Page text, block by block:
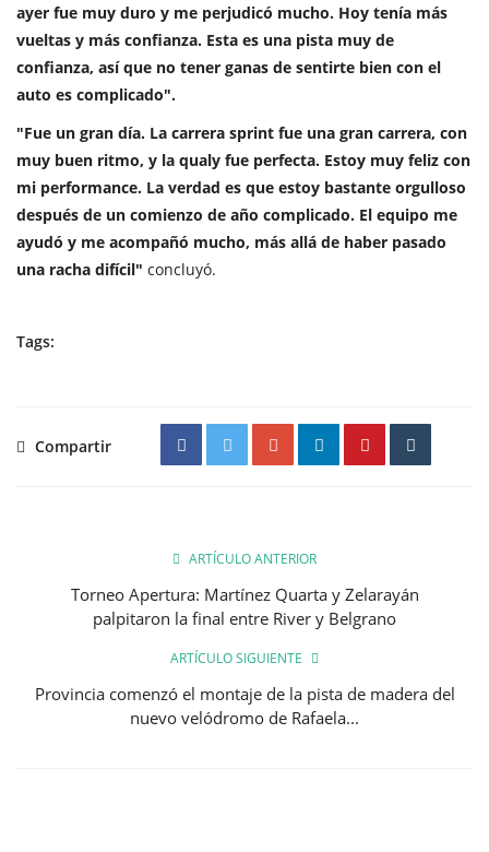
ayer fue muy duro y me perjudicó mucho. Hoy tenía más
vueltas y más confianza. Esta es una pista muy de
confianza, así que no tener ganas de sentirte bien con el
auto es complicado".
"Fue un gran día. La carrera sprint fue una gran carrera, con
muy buen ritmo, y la qualy fue perfecta. Estoy muy feliz con
mi performance. La verdad es que estoy bastante orgulloso
después de un comienzo de año complicado. El equipo me
ayudó y me acompañó mucho, más allá de haber pasado
una racha difícil" concluyó.
Tags:
Compartir
ARTÍCULO ANTERIOR
Torneo Apertura: Martínez Quarta y Zelarayán
palpitaron la final entre River y Belgrano
ARTÍCULO SIGUIENTE
Provincia comenzó el montaje de la pista de madera del
nuevo velódromo de Rafaela...